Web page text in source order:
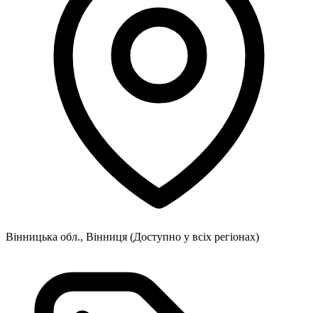
Вінницька обл., Вінниця (Доступно у всіх регіонах)